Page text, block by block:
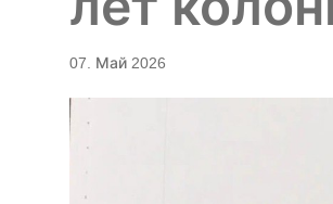
07. Май 2026